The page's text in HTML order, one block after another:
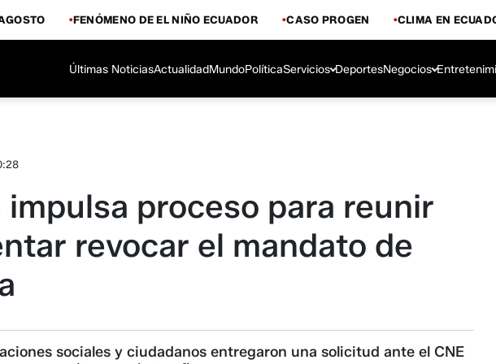
FENÓMENO DE EL NIÑO ECUADOR CASO PROGEN CLIMA EN
Últimas NoticiasActualidadMundoPolíticaServicios DeportesNegocios
impulsa proceso para reunir
revocar el mandato de
sociales y ciudadanos entregaron una solicitud ante el CNE